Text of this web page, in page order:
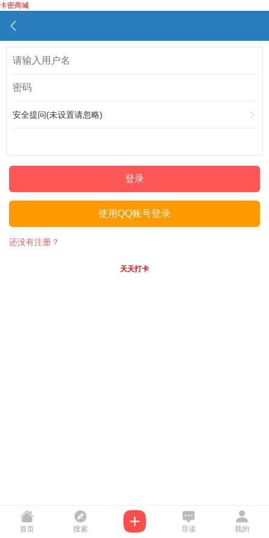
卡密商城
安全提问(未设置请忽略)
登录
使用QQ账号登录
还没有注册？
天天打卡
首页 搜索 导读 我的